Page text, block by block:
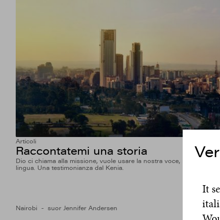
Articoli
Raccontatemi una storia
Dio ci chiama alla missione, vuole usare la nostra voce, in ogni
lingua. Una testimonianza dal Kenia.
Nairobi suor Jennifer Andersen
It